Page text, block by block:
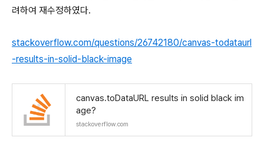
려하여 재수정하였다.
stackoverflow.com/questions/26742180/canvas-todataurl
-results-in-solid-black-image
canvas.toDataURL results in solid black im
age?
stackoverflow.com